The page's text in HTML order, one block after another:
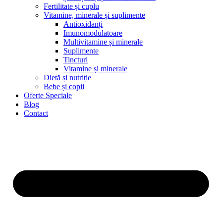
Fertilitate și cuplu
Vitamine, minerale și suplimente
Antioxidanți
Imunomodulatoare
Multivitamine și minerale
Suplimente
Tincturi
Vitamine și minerale
Dietă și nutriție
Bebe și copii
Oferte Speciale
Blog
Contact